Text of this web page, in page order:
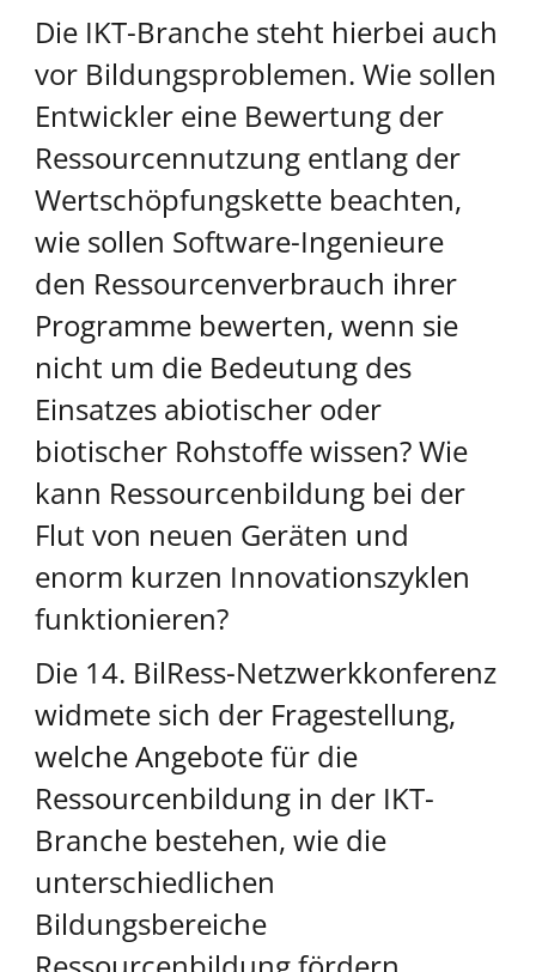
Die IKT-Branche steht hierbei auch
vor Bildungsproblemen. Wie sollen
Entwickler eine Bewertung der
Ressourcennutzung entlang der
Wertschöpfungskette beachten,
wie sollen Software-Ingenieure
den Ressourcenverbrauch ihrer
Programme bewerten, wenn sie
nicht um die Bedeutung des
Einsatzes abiotischer oder
biotischer Rohstoffe wissen? Wie
kann Ressourcenbildung bei der
Flut von neuen Geräten und
enorm kurzen Innovationszyklen
funktionieren?
Die 14. BilRess-Netzwerkkonferenz
widmete sich der Fragestellung,
welche Angebote für die
Ressourcenbildung in der IKT-
Branche bestehen, wie die
unterschiedlichen
Bildungsbereiche